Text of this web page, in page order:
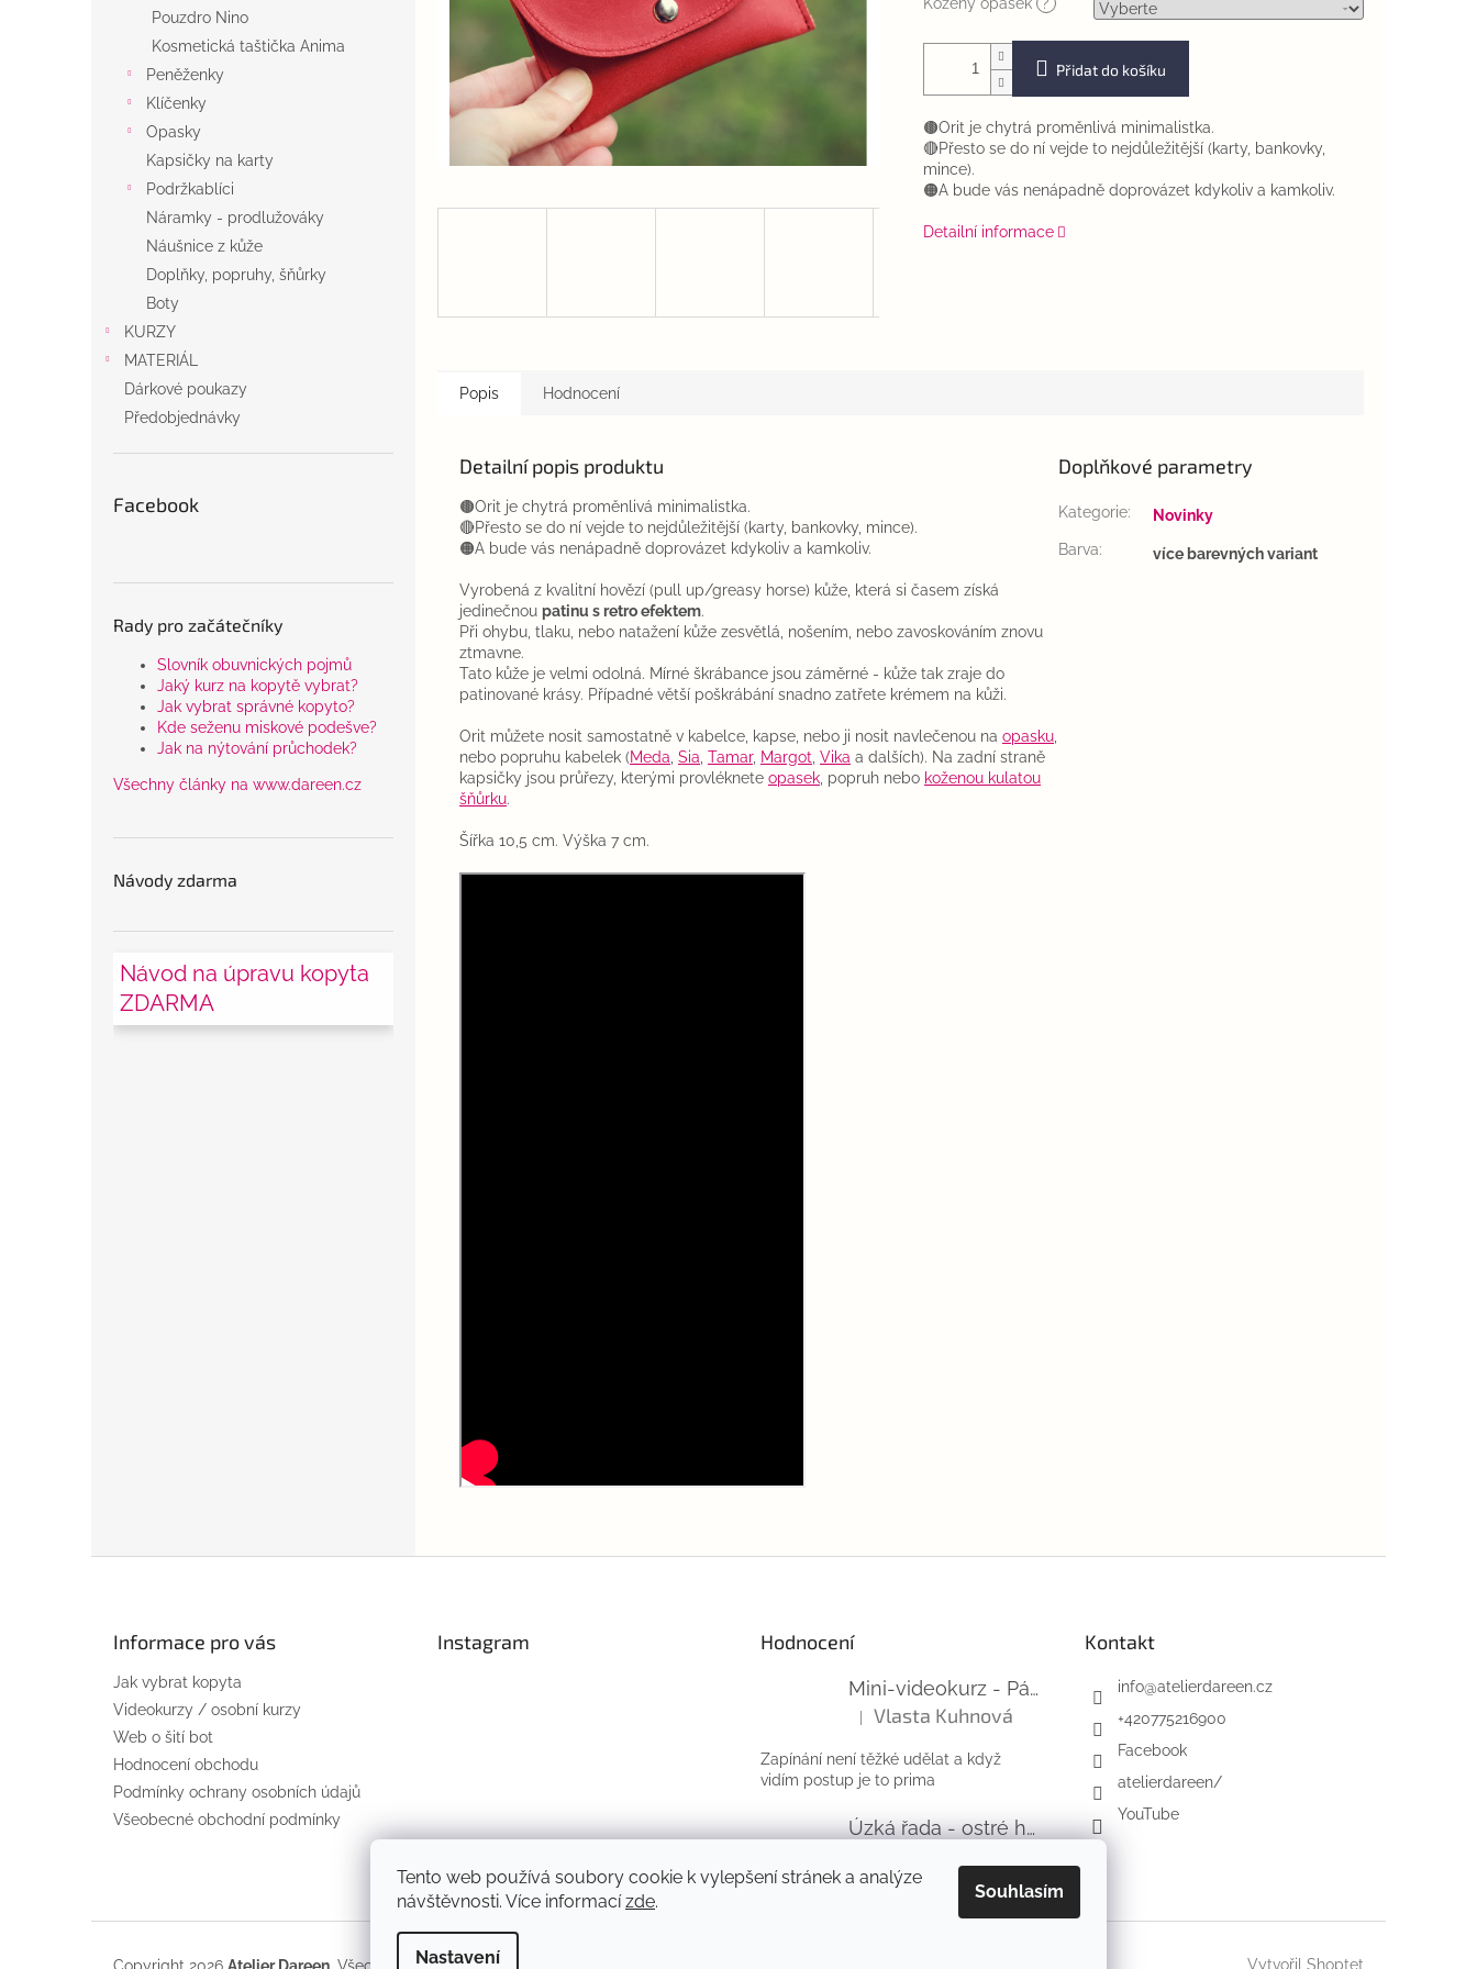
Tento web používá soubory cookie k vylepšení stránek a analýze
návštěvnosti. Více informacízde.
Nastavení
Souhlasím
Pouzdro Nino
Kosmetická taštička Anima
Peněženky
Klíčenky
Opasky
Kapsičky na karty
Podržkablíci
Náramky - prodlužováky
Náušnice z kůže
Doplňky, popruhy, šňůrky
Boty
KURZY
MATERIÁL
Dárkové poukazy
Předobjednávky
Facebook
Rady pro začátečníky
Slovník obuvnických pojmů
Jaký kurz na kopytě vybrat?
Jak vybrat správné kopyto?
Kde seženu miskové podešve?
Jak na nýtování průchodek?
Všechny články na www.dareen.cz
Návody zdarma
Návod na úpravu kopyta
ZDARMA
Kožený opasek ?
Přidat do košíku
🟤Orit je chytrá proměnlivá minimalistka.
🔴Přesto se do ní vejde to nejdůležitější (karty, bankovky,
mince).
🟠A bude vás nenápadně doprovázet kdykoliv a kamkoliv.
Detailní informace
Popis Hodnocení
Detailní popis produktu
🟤Orit je chytrá proměnlivá minimalistka.
🔴Přesto se do ní vejde to nejdůležitější (karty, bankovky, mince).
🟠A bude vás nenápadně doprovázet kdykoliv a kamkoliv.
Vyrobená z kvalitní hovězí (pull up/greasy horse) kůže, která si časem získá
jedinečnou patinu s retro efektem.
Při ohybu, tlaku, nebo natažení kůže zesvětlá, nošením, nebo zavoskováním znovu
ztmavne.
Tato kůže je velmi odolná. Mírné škrábance jsou záměrné - kůže tak zraje do
patinované krásy. Případné větší poškrábání snadno zatřete krémem na kůži.
Orit můžete nosit samostatně v kabelce, kapse, nebo ji nosit navlečenou na opasku
nebo popruhu kabelek (Meda Sia Tamar, Margot Vika a dalších). Na zadní straně
kapsičky jsou průřezy, kterými provléknete opasek , popruh nebo koženou kulatou
šňůrku.
Šířka 10,5 cm. Výška 7 cm.
Doplňkové parametry
Kategorie:
Novinky
Barva: více barevných variant
Informace pro vás
Jak vybrat kopyta
Videokurzy / osobní kurzy
Web o šití bot
Hodnocení obchodu
Podmínky ochrany osobních údajů
Všeobecné obchodní podmínky
Instagram
Sledovat na Instagramu
Hodnocení
Mini-videokurz - Pásky na suchý zip
Hodnocení produktu je 5 z 5 hvězdiček.
Vlasta Kuhnová
Zapínání není těžké udělat a když
vidím postup je to prima
Úzká řada - ostré hrany - barefoot
Hodnocení produktu je 5 z 5 hvězdiček.
Kontakt
info@atelierdareen.cz
+420775216900
Facebook
atelierdareen/
YouTube
Vytvořil Shoptet
Copyright 2026 Atelier Dareen . Všechna práva vyhrazena.